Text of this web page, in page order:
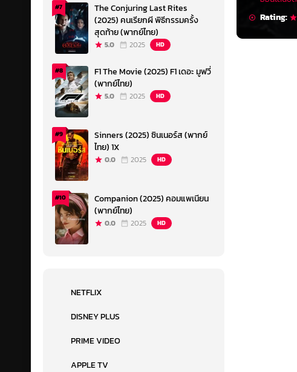
Rating:
#7
The Conjuring Last Rites
(2025) คนเรียกผี พิธีกรรมครั้ง
สุดท้าย (พากย์ไทย)
5.0 2025 HD
#8
F1 The Movie (2025) F1 เดอะ มูฟวี่
(พากย์ไทย)
5.0 2025 HD
#9
Sinners (2025) ซินเนอร์ส (พากย์
ไทย) 1X
0.0 2025 HD
#10
Companion (2025) คอมแพเนียน
(พากย์ไทย)
0.0 2025 HD
NETFLIX
DISNEY PLUS
PRIME VIDEO
APPLE TV